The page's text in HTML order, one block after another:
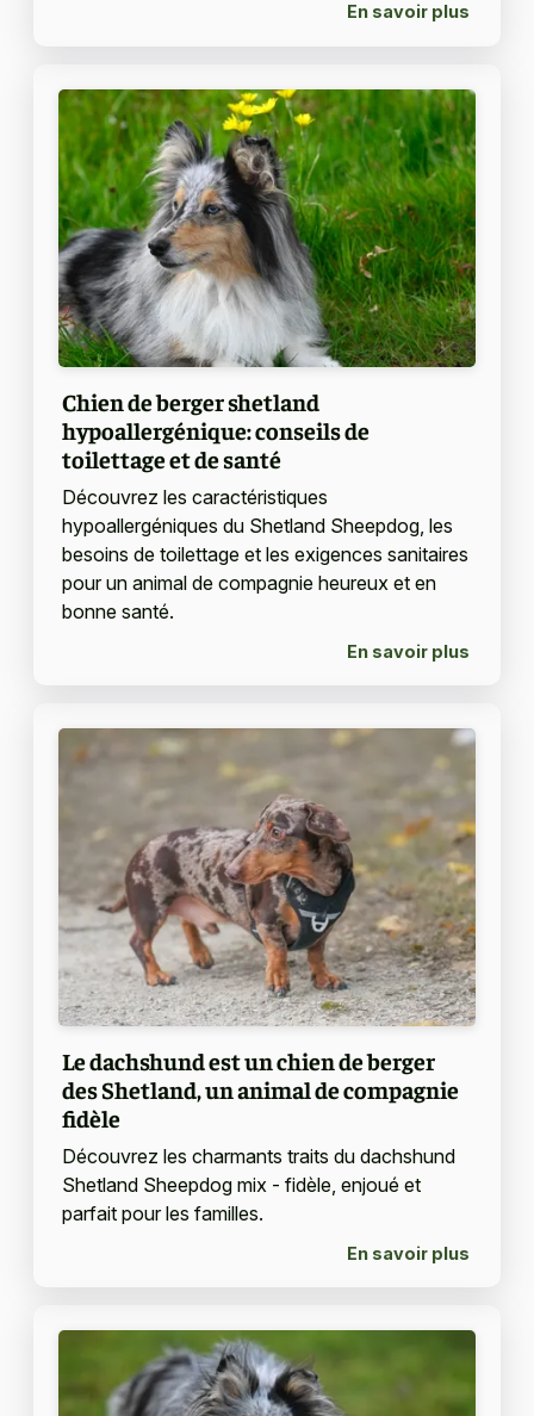
En savoir plus
Chien de berger shetland
hypoallergénique: conseils de
toilettage et de santé
Découvrez les caractéristiques
hypoallergéniques du Shetland Sheepdog, les
besoins de toilettage et les exigences sanitaires
pour un animal de compagnie heureux et en
bonne santé.
En savoir plus
Le dachshund est un chien de berger
des Shetland, un animal de compagnie
fidèle
Découvrez les charmants traits du dachshund
Shetland Sheepdog mix - fidèle, enjoué et
parfait pour les familles.
En savoir plus